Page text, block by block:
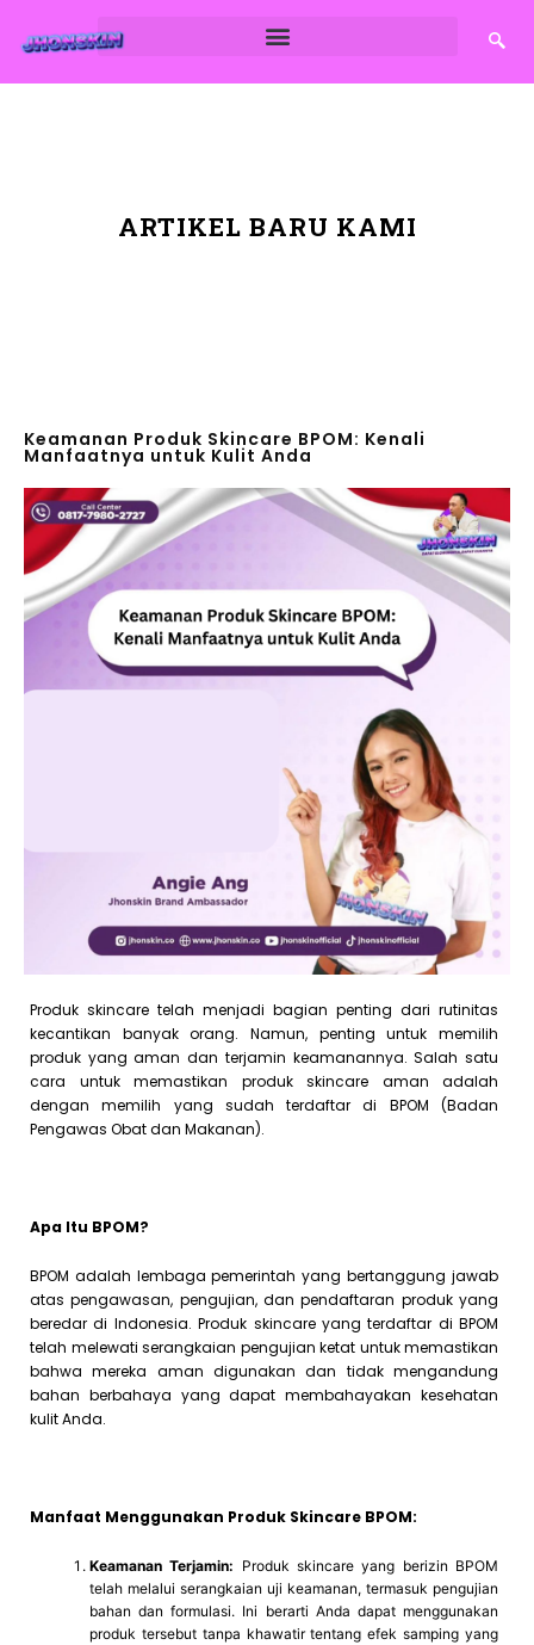
ARTIKEL BARU KAMI
Keamanan Produk Skincare BPOM: Kenali
Manfaatnya untuk Kulit Anda
Produk skincare telah menjadi bagian penting dari rutinitas
kecantikan banyak orang. Namun, penting untuk memilih
produk yang aman dan terjamin keamanannya. Salah satu
cara untuk memastikan produk skincare aman adalah
dengan memilih yang sudah terdaftar di BPOM (Badan
Pengawas Obat dan Makanan).
Apa Itu BPOM?
BPOM adalah lembaga pemerintah yang bertanggung jawab
atas pengawasan, pengujian, dan pendaftaran produk yang
beredar di Indonesia. Produk skincare yang terdaftar di BPOM
telah melewati serangkaian pengujian ketat untuk memastikan
bahwa mereka aman digunakan dan tidak mengandung
bahan berbahaya yang dapat membahayakan kesehatan
kulit Anda.
Manfaat Menggunakan Produk Skincare BPOM:
Keamanan Terjamin: Produk skincare yang berizin BPOM
telah melalui serangkaian uji keamanan, termasuk pengujian
bahan dan formulasi. Ini berarti Anda dapat menggunakan
produk tersebut tanpa khawatir tentang efek samping yang